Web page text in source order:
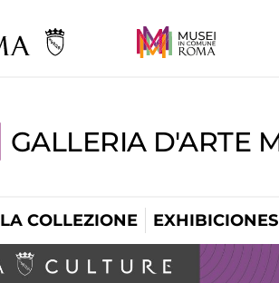
GALLERIA D'ARTE
LA COLLEZIONE EXHIBICIONES